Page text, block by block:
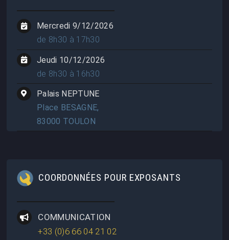
Mercredi 9/12/2026
de 8h30 à 17h30
Jeudi 10/12/2026
de 8h30 à 16h30
Palais NEPTUNE
Place BESAGNE,
83000 TOULON
COORDONNÉES POUR EXPOSANTS
COMMUNICATION
+33 (0)6 66 04 21 02